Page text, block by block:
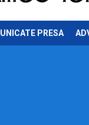
PRESA